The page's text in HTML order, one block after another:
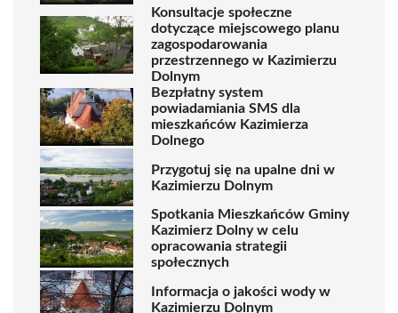
Konsultacje społeczne
dotyczące miejscowego planu
zagospodarowania
przestrzennego w Kazimierzu
Dolnym
Bezpłatny system
powiadamiania SMS dla
mieszkańców Kazimierza
Dolnego
Przygotuj się na upalne dni w
Kazimierzu Dolnym
Spotkania Mieszkańców Gminy
Kazimierz Dolny w celu
opracowania strategii
społecznych
Informacja o jakości wody w
Kazimierzu Dolnym